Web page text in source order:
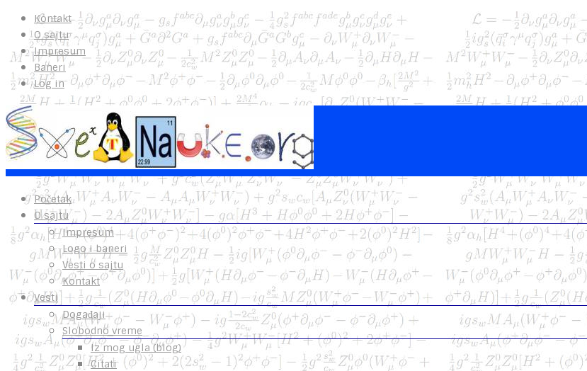
Kontakt
O sajtu
Impresum
Baneri
Log in
Početak
O sajtu
Impresum
Logo i baneri
Vesti o sajtu
Kontakt
Vesti
Događaji
Slobodno vreme
Iz mog ugla (blog)
Citati